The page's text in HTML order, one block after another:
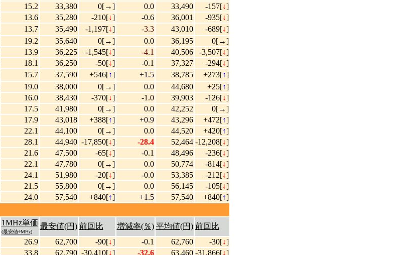
15.2 33,380 0[→] 0.0 33,490 -157[↓]
13.6 35,280 -210[↓] -0.6 36,001 -935[↓]
13.7 35,490 -1,197[↓] -3.3 43,010 -689[↓]
19.2 35,640 0[→] 0.0 36,195
0[→]
13.9 36,225 -1,545[↓] -4.1 40,506 -3,507[↓]
18.1 36,250 -50[↓] -0.1 37,327 -294[↓]
15.7 37,590 +546[↑] +1.5 38,785 +273[↑]
19.0 38,000 0[→] 0.0 44,680 +25[↑]
16.0 38,430 -370[↓] -1.0 39,903 -126[↓]
17.5 41,980 0[→] 0.0 42,252
0[→]
17.9 43,018 +388[↑] +0.9 43,296 +472[↑]
22.1 44,100 0[→] 0.0 44,520 +420[↑]
28.1 44,940 -17,850[↓] -28.4 52,464 -12,208[↓]
21.6 47,500 -65[↓] -0.1 48,496 -236[↓]
22.1 47,780 0[→] 0.0 50,774 -814[↓]
24.1 51,980 -20[↓] -0.0 53,385 -212[↓]
21.5 55,800 0[→] 0.0 56,145 -105[↓]
24.0 57,540 +840[↑] +1.5 57,540 +840[↑]
1MHz単価
(最安値÷MHz)
最安値(円) 前回比 増減率(％) 平均値(円) 前回比
26.9 62,700 -90[↓] -0.1 62,760 -30[↓]
33.8 62,790 -30,410[↓] -32.6 63,460 -31,866[↓]